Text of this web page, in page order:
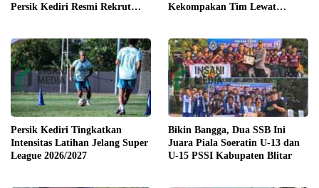
Persik Kediri Resmi Rekrut
Kekompakan Tim Lewat
Persik Kediri Tingkatkan
Intensitas Latihan Jelang Super
League 2026/2027
Bikin Bangga, Dua SSB Ini
Juara Piala Soeratin U-13 dan
U-15 PSSI Kabupaten Blitar